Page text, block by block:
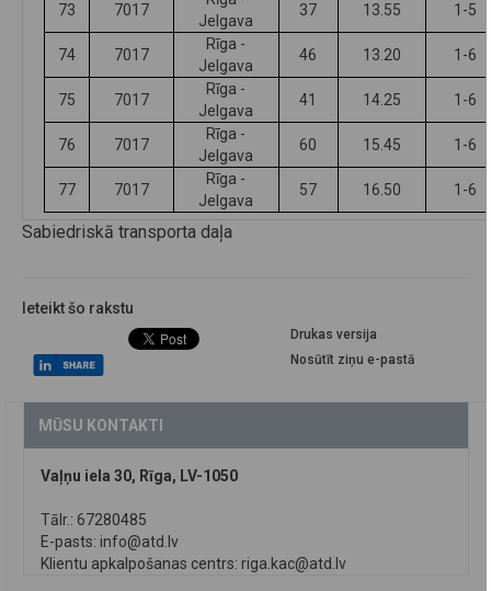
73 7017
Jelgava
37 13.55 1-5
74 7017
Rīga -
Jelgava
46 13.20 1-6
75 7017
Rīga -
Jelgava
41 14.25 1-6
76 7017
Rīga -
Jelgava
60 15.45 1-6
77 7017
Rīga -
Jelgava
57 16.50 1-6
Sabiedriskā transporta daļa
Ieteikt šo rakstu
Drukas versija
Nosūtīt ziņu e-pastā
MŪSU KONTAKTI
Vaļņu iela 30, Rīga, LV-1050
Tālr.: 67280485
E-pasts: info@atd.lv
Klientu apkalpošanas centrs: riga.kac@atd.lv